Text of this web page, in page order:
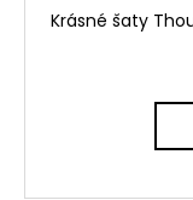
Krásné šaty